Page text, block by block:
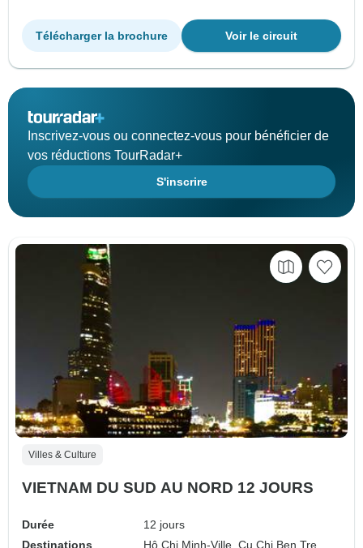
Voir le circuit
Télécharger la brochure
Inscrivez-vous ou connectez-vous pour bénéficier de
vos réductions TourRadar+
S'inscrire
Villes & Culture
VIETNAM DU SUD AU NORD 12 JOURS
Durée
12 jours
Destinations
Hô Chi Minh-Ville ,Cu Chi,Ben Tre,